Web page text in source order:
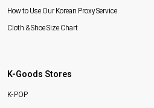
How to Use Our Korean Proxy Service
Cloth & Shoe Size Chart
K-Goods Stores
K-POP